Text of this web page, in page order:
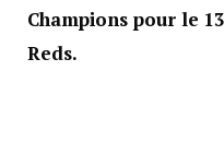
Champions pour le
Reds.